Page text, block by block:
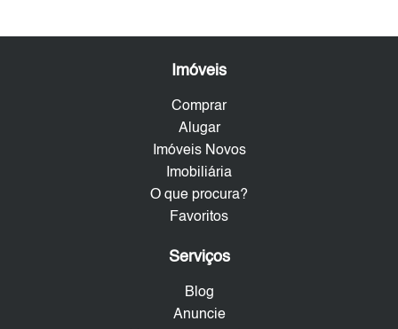
Imóveis
Comprar
Alugar
Imóveis Novos
Imobiliária
O que procura?
Favoritos
Serviços
Blog
Anuncie